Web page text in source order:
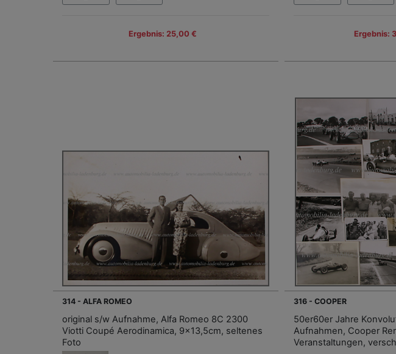
Ergebnis: 25,00 € Ergebnis:
314 - ALFA ROMEO
original s/w Aufnahme, Alfa Romeo 8C 2300
Viotti Coupé Aerodinamica, 9x13,5cm, seltenes
Foto
316 - COOPER
50er60er Jahre
Aufnahmen, Cooper
Veranstaltungen,